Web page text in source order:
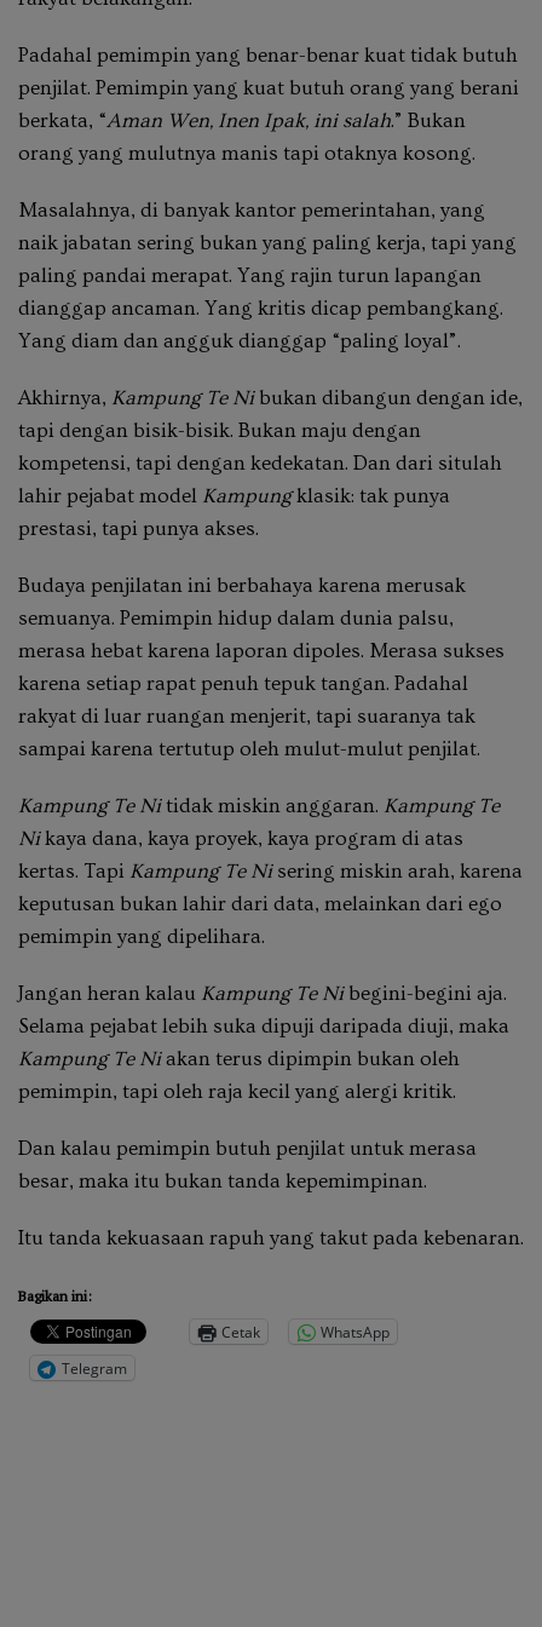
Padahal pemimpin yang benar-benar kuat tidak butuh
penjilat. Pemimpin yang kuat butuh orang yang berani
berkata, “Aman Wen, Inen Ipak, ini salah.” Bukan
orang yang mulutnya manis tapi otaknya kosong.
Masalahnya, di banyak kantor pemerintahan, yang
naik jabatan sering bukan yang paling kerja, tapi yang
paling pandai merapat. Yang rajin turun lapangan
dianggap ancaman. Yang kritis dicap pembangkang.
Yang diam dan angguk dianggap “paling loyal”.
Akhirnya, Kampung Te Nibukan dibangun dengan ide,
tapi dengan bisik-bisik. Bukan maju dengan
kompetensi, tapi dengan kedekatan. Dan dari situlah
lahir pejabat model Kampungklasik: tak punya
prestasi, tapi punya akses.
Budaya penjilatan ini berbahaya karena merusak
semuanya. Pemimpin hidup dalam dunia palsu,
merasa hebat karena laporan dipoles. Merasa sukses
karena setiap rapat penuh tepuk tangan. Padahal
rakyat di luar ruangan menjerit, tapi suaranya tak
sampai karena tertutup oleh mulut-mulut penjilat.
Kampung Te Nitidak miskin anggaran. Kampung Te
Nikaya dana, kaya proyek, kaya program di atas
kertas. Tapi Kampung Te Nisering miskin arah, karena
keputusan bukan lahir dari data, melainkan dari ego
pemimpin yang dipelihara.
Jangan heran kalau Kampung Te Nibegini-begini aja.
Selama pejabat lebih suka dipuji daripada diuji, maka
Kampung Te Niakan terus dipimpin bukan oleh
pemimpin, tapi oleh raja kecil yang alergi kritik.
Dan kalau pemimpin butuh penjilat untuk merasa
besar, maka itu bukan tanda kepemimpinan.
Itu tanda kekuasaan rapuh yang takut pada kebenaran.
Bagikan ini:
Cetak
WhatsApp
Telegram